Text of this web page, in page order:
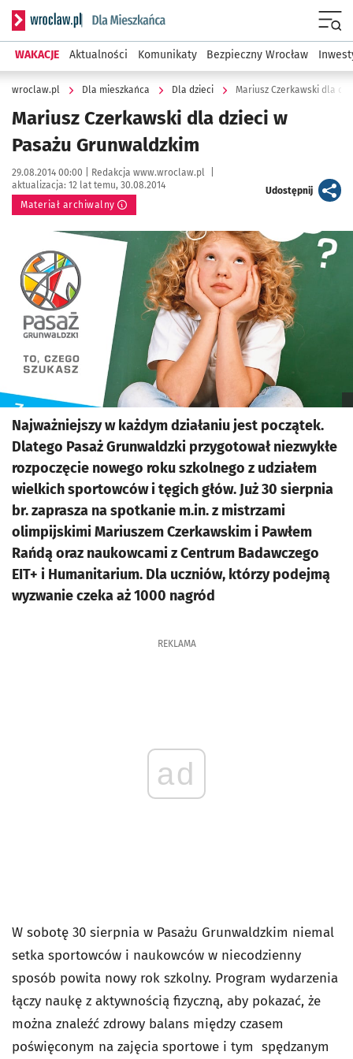
Serwis informacyjny wroclaw.pl podserwis: Dla mieszkańca
WAKACJE Aktualności Komunikaty Bezpieczny Wrocław
wroclaw.pl Dla mieszkańca Dla dzieci Mariusz Czerkawski dla
Mariusz Czerkawski dla dzieci w
Pasażu Grunwaldzkim
Data publikacji:
29.08.2014 00:00 | Autor:
Redakcja www.wroclaw.pl
aktualizacja: 12 lat temu, 30.08.2014
Materiał archiwalny
Udostępnijartykuł
Kliknij, aby powiększyć
Najważniejszy w każdym działaniu jest początek.
Dlatego Pasaż Grunwaldzki przygotował niezwykłe
rozpoczęcie nowego roku szkolnego z udziałem
wielkich sportowców i tęgich głów. Już 30 sierpnia
br. zaprasza na spotkanie m.in. z mistrzami
olimpijskimi Mariuszem Czerkawskim i Pawłem
Rańdą oraz naukowcami z Centrum Badawczego
EIT+ i Humanitarium. Dla uczniów, którzy podejmą
wyzwanie czeka aż 1000 nagród
REKLAMA
ad
W sobotę 30 sierpnia w Pasażu Grunwaldzkim niemal
setka sportowców i naukowców w niecodzienny
sposób powita nowy rok szkolny. Program wydarzenia
łączy naukę z aktywnością fizyczną, aby pokazać, że
można znaleźć zdrowy balans między czasem
poświęconym na zajęcia sportowe i tym spędzanym